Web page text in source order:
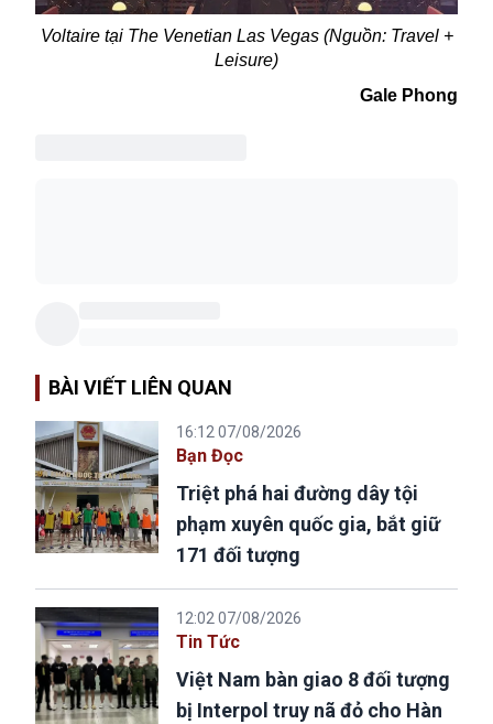
Voltaire tại The Venetian Las Vegas (Nguồn: Travel +
Leisure)
Gale Phong
BÀI VIẾT LIÊN QUAN
16:12 07/08/2026
Bạn Đọc
Triệt phá hai đường dây tội
phạm xuyên quốc gia, bắt giữ
171 đối tượng
12:02 07/08/2026
Tin Tức
Việt Nam bàn giao 8 đối tượng
bị Interpol truy nã đỏ cho Hàn